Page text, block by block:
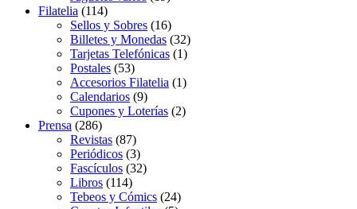
Filatelia (114)
Sellos y Sobres (16)
Billetes y Monedas (32)
Tarjetas Telefónicas (1)
Postales (53)
Accesorios Filatelia (1)
Calendarios (9)
Cupones y Loterías (2)
Prensa (286)
Revistas (87)
Periódicos (3)
Fascículos (32)
Libros (114)
Tebeos y Cómics (24)